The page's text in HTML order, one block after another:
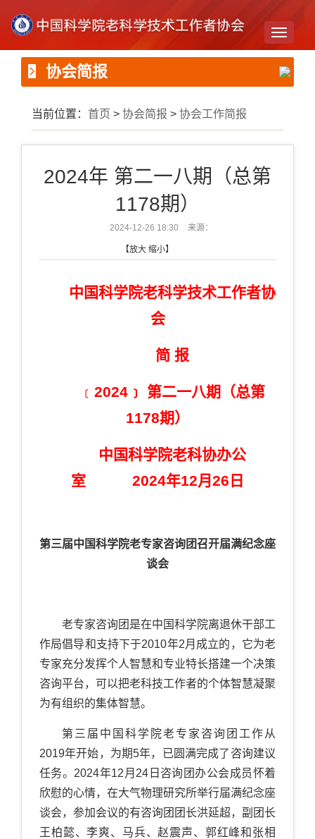
Toggle
协会简报
当前位置： 首页 > 协会简报 > 协会工作简报
2024年 第二一八期（总第
1178期）
2024-12-26 18:30 来源：
【放大 缩小】
中国科学院老科学技术工作者协
会
简 报
﹝ 2024﹞ 第二一八期（总第
1178期）
中国科学院老科协办公
室 2024年12月26 日
第三届中国科学院老专家咨询团召开届满纪念座
谈会
老专家咨询团是在中国科学院离退休干部工
作局倡导和支持下于2010年2月成立的，它为老
专家充分发挥个人智慧和专业特长搭建一个决策
咨询平台，可以把老科技工作者的个体智慧凝聚
为有组织的集体智慧。
第三届中国科学院老专家咨询团工作从
2019年开始，为期5年，已圆满完成了咨询建议
任务。2024年12月24日咨询团办公会成员怀着
欣慰的心情，在大气物理研究所举行届满纪念座
谈会，参加会议的有咨询团团长洪延超，副团长
王柏懿、李爽、马兵、赵震声、郭红峰和张相